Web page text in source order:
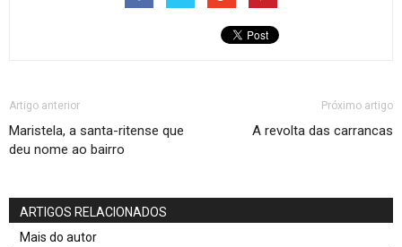
Artigo anterior
Maristela, a santa-ritense que
deu nome ao bairro
Próximo artigo
A revolta das carrancas
ARTIGOS RELACIONADOS
Mais do autor